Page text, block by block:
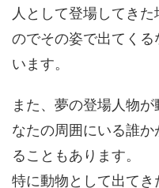
人として登場してき
のでその姿で出てく
います。
また、夢の登場人物
なたの周囲にいる誰
ることもあります。
特に動物として出て